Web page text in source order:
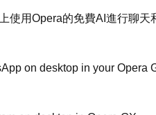
用Opera的免費AI進行聊天
on desktop in your Opera